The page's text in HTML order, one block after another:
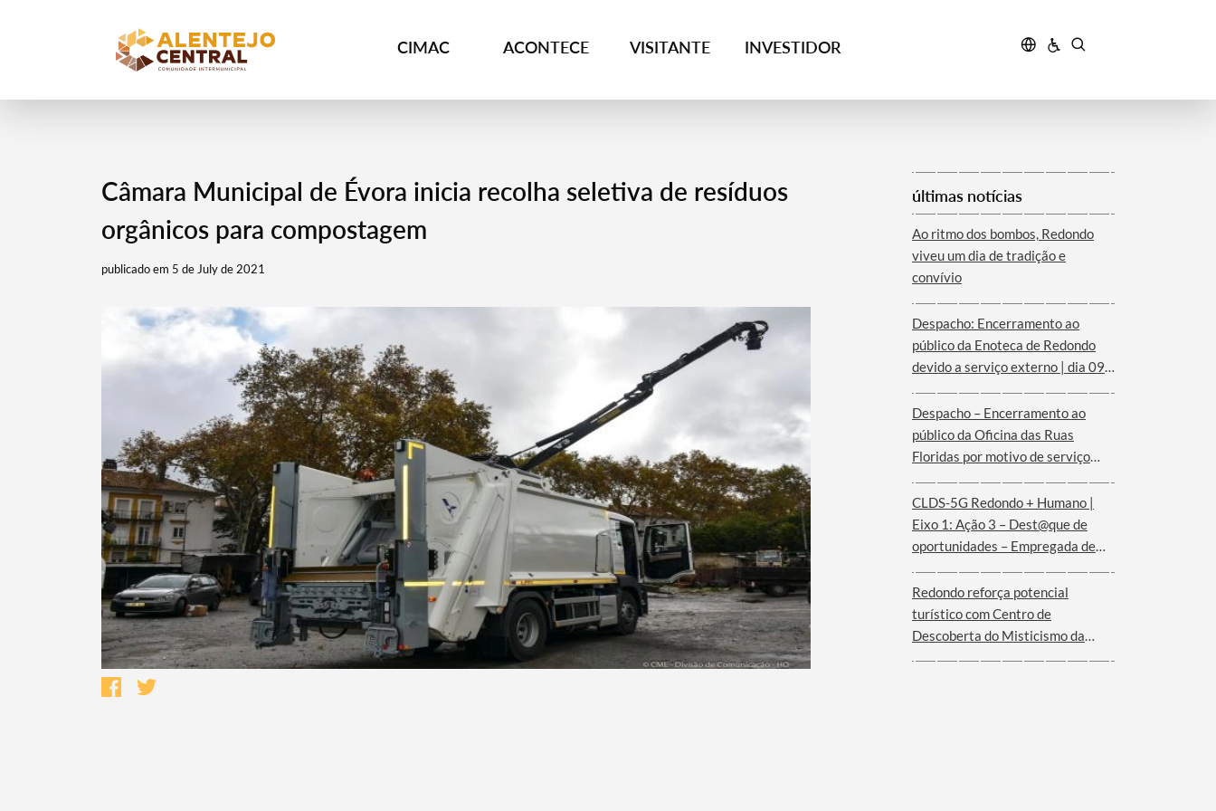
CIMAC ACONTECE VISITANTE INVESTIDOR
Termo de Pesquisa
Categorias gerais
Filtros
Câmara Municipal de Évora inicia recolha seletiva de resíduos
orgânicos para compostagem
publicado em 5 de July de 2021
últimas notícias
Ao ritmo dos bombos, Redondo
viveu um dia de tradição e
convívio
Despacho: Encerramento ao
público da Enoteca de Redondo
devido a serviço externo | dia 09
Despacho – Encerramento ao
público da Oficina das Ruas
Floridas por motivo de serviço
CLDS-5G Redondo + Humano |
Eixo 1: Ação 3 – Dest@que de
oportunidades – Empregada de
Paulo – Serra d´Ossa)
Redondo reforça potencial
turístico com Centro de
Descoberta do Misticismo da
Serra d´Ossa